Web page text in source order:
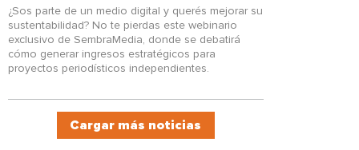
¿Sos parte de un medio digital y querés mejorar su
sustentabilidad? No te pierdas este webinario
exclusivo de SembraMedia, donde se debatirá
cómo generar ingresos estratégicos para
proyectos periodísticos independientes.
Cargar más noticias